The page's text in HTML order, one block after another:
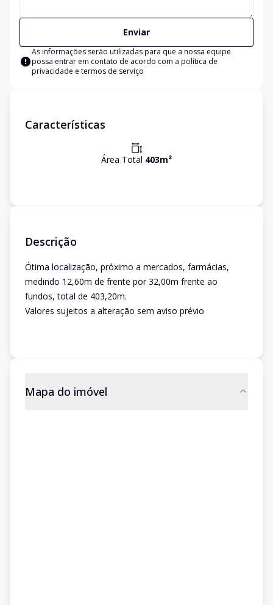
Enviar
As informações serão utilizadas para que a nossa equipe
possa entrar em contato de acordo com a política de
privacidade e termos de serviço
Características
Área Total 403m²
Descrição
Ótima localização, próximo a mercados, farmácias,
medindo 12,60m de frente por 32,00m frente ao
fundos, total de 403,20m.
Valores sujeitos a alteração sem aviso prévio
Mapa do imóvel